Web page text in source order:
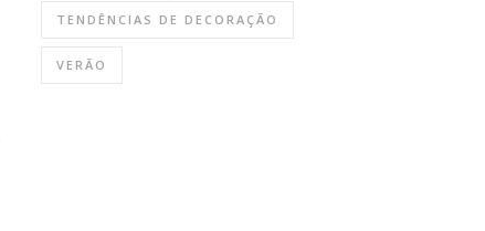
TENDÊNCIAS DE DECORAÇÃO
VERÃO